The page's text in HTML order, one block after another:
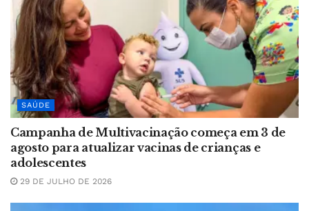
SAÚDE
Campanha de Multivacinação começa em 3 de
agosto para atualizar vacinas de crianças e
adolescentes
29 DE JULHO DE 2026